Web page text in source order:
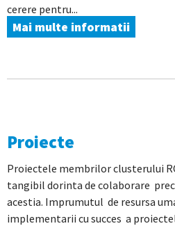
cerere pentru...
Mai multe informatii
Proiecte
Proiectele membrilor clusterului
tangibil dorinta de colaborare
acestia. Imprumutul de resursa
implementarii cu succes a